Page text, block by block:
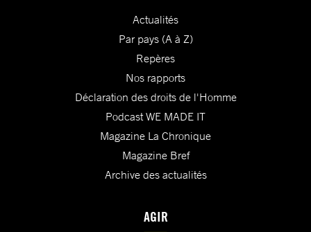
Actualités
Par pays (A à Z)
Repères
Nos rapports
Déclaration des droits de l'Homme
Podcast WE MADE IT
Magazine La Chronique
Magazine Bref
Archive des actualités
AGIR